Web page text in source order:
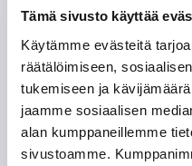
Tämä sivusto käyttää
Käytämme evästeitä
räätälöimiseen,
tukemiseen ja
jaamme sosiaalisen
alan kumppaneillemme
sivustoamme.